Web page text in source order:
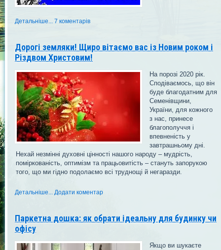
Детальніше... 7 коментарів
Дорогі земляки! Щиро вітаємо вас із Новим роком і
Різдвом Христовим!
На порозі 2020 рік.
Сподіваємось, що він
буде благодатним для
Семенівщини,
України, для кожного
з нас, принесе
благополуччя і
впевненість у
завтрашньому дні.
Нехай незмінні духовні цінності нашого народу – мудрість,
поміркованість, оптимізм та працьовитість – стануть запорукою
того, що ми гідно подолаємо всі труднощі й негаразди.
Детальніше... Додати коментар
Паркетна дошка: як обрати ідеальну для будинку чи
офісу
Якщо ви шукаєте